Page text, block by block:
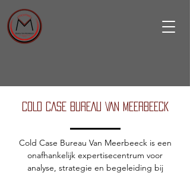
COLD CASE BUREAU VAN MEERBEECK
Cold Case Bureau Van Meerbeeck is een
onafhankelijk expertisecentrum voor
analyse, strategie en begeleiding bij